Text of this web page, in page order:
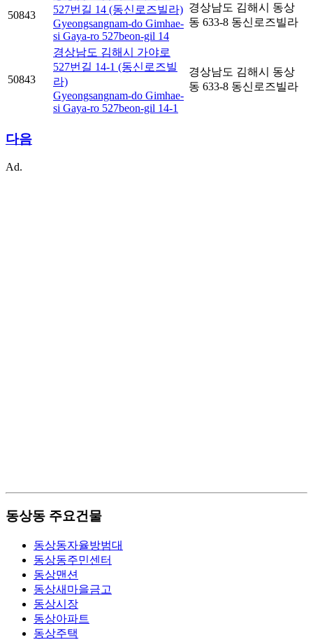
50843
527번길 14 (동신로즈빌라)
Gyeongsangnam-do Gimhae-
si Gaya-ro 527beon-gil 14
경상남도 김해시 동상
동 633-8 동신로즈빌라
50843
경상남도 김해시 가야로
527번길 14-1 (동신로즈빌
라)
Gyeongsangnam-do Gimhae-
si Gaya-ro 527beon-gil 14-1
경상남도 김해시 동상
동 633-8 동신로즈빌라
다음
Ad.
동상동 주요건물
동상동자율방범대
동상동주민센터
동상맨션
동상새마을금고
동상시장
동상아파트
동상주택